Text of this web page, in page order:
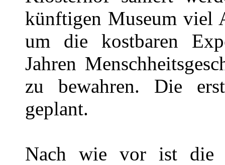
künftigen Museum viel
um die kostbaren
Jahren
zu bewahren. Die
geplant.
Nach wie vor ist die